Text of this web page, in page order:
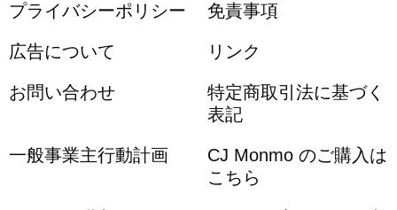
プライバシーポリシー 免責事項
広告について リンク
お問い合わせ
特定商取引法に基づく
表記
一般事業主行動計画
CJ Monmo のご購入は
こちら